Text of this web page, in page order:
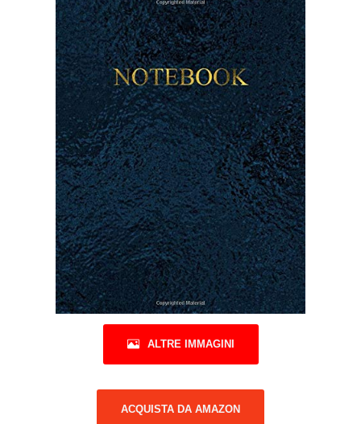
ALTRE IMMAGINI
ACQUISTA DA AMAZON